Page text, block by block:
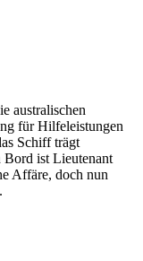
australischen
für Hilfeleistungen
Schiff trägt
ist Lieutenant
Affäre, doch nun